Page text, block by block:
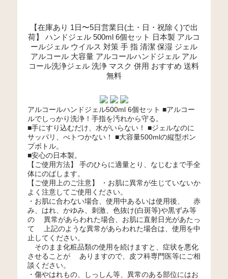
【在庫あり 1日〜5日営業日(土・日・祝除く)で出
荷】 ハンドジェル 500ml 6個セット 日本製 アルコ
ールジェル ウイルス 対策 手 指 清潔 保湿 ジェル
アルコール 大容量 アルコールハンドジェル アル
コール洗浄ジェル 洗浄 マスク 併用 おすすめ 送料
無料
アルコールハンドジェル500ml 6個セット ■アルコー
ルでしっかり洗浄！手指を汚れから守る。
■手にすり込むだけ、水がいらない！ ■ジェルなのに
サッパリ、べトつかない！ ■大容量500mlの縦型ポン
プボトル。
■安心の日本製。
【ご使用方法】 手のひらに適量とり、なじむまで手全
体にのばします。
【ご使用上のご注意】 ・お肌に異常が生じていないか
よく注意してご使用ください。
・お肌に合わない場合、使用中あるいは使用後、 赤
み、はれ、かゆみ、刺激、色抜け(白斑等)や黒ずみ等
の 異常があらわれた場合、お肌に直射日光があたっ
て 上記のような異常があらわれた場合は、使用を中
止してください。
そのまま化粧品類の使用を続けますと、症状を悪化
させることが ありますので、皮フ科専門医等にご相
談ください。
・傷やはれもの、しっしん等、異常のある部位にはお